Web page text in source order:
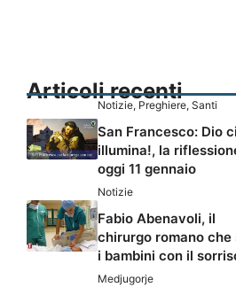
Articoli recenti
Notizie, Preghiere, Santi
San Francesco: Dio ci
illumina!, la
oggi 11 gennaio
Notizie
Fabio Abenavoli, il
chirurgo romano che
i bambini con il
Medjugorje